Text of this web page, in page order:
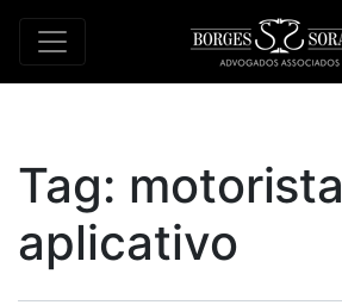
Tag: motorista
aplicativo